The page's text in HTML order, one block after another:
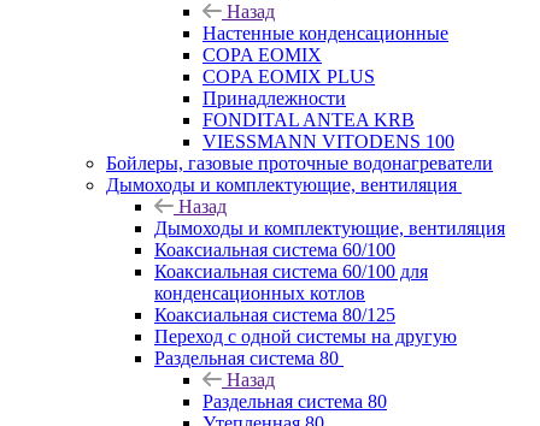
Назад
Настенные конденсационные
COPA EOMIX
COPA EOMIX PLUS
Принадлежности
FONDITAL ANTEA KRB
VIESSMANN VITODENS 100
Бойлеры, газовые проточные водонагреватели
Дымоходы и комплектующие, вентиляция
Назад
Дымоходы и комплектующие, вентиляция
Коаксиальная система 60/100
Коаксиальная система 60/100 для
конденсационных котлов
Коаксиальная система 80/125
Переход с одной системы на другую
Раздельная система 80
Назад
Раздельная система 80